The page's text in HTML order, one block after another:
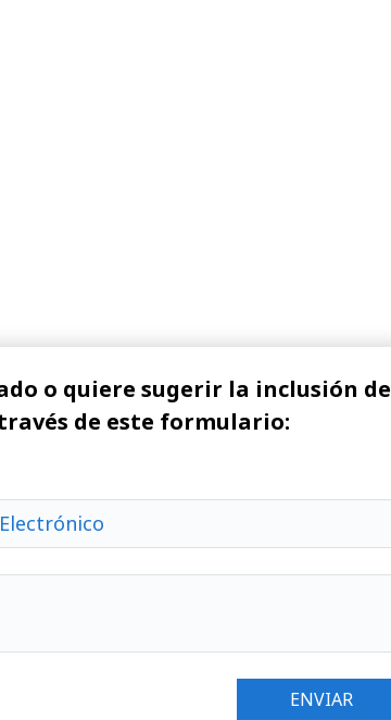
o quiere sugerir la inclusión de
de este formulario: